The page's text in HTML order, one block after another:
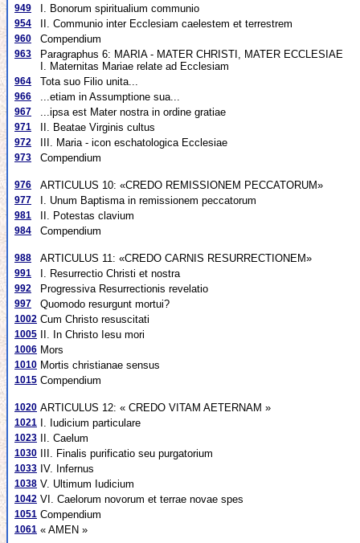
949 I. Bonorum spiritualium communio
954 II. Communio inter Ecclesiam caelestem et terrestrem
960 Compendium
963
Paragraphus 6: MARIA - MATER CHRISTI, MATER ECCLESIAE
I. Maternitas Mariae relate ad Ecclesiam
964 Tota suo Filio unita...
966 ...etiam in Assumptione sua...
967 ...ipsa est Mater nostra in ordine gratiae
971 II. Beatae Virginis cultus
972 III. Maria - icon eschatologica Ecclesiae
973 Compendium
976 ARTICULUS 10: «CREDO REMISSIONEM PECCATORUM»
977 I. Unum Baptisma in remissionem peccatorum
981 II. Potestas clavium
984 Compendium
988 ARTICULUS 11: «CREDO CARNIS RESURRECTIONEM»
991 I. Resurrectio Christi et nostra
992 Progressiva Resurrectionis revelatio
997 Quomodo resurgunt mortui?
1002 Cum Christo resuscitati
1005 II. In Christo Iesu mori
1006 Mors
1010 Mortis christianae sensus
1015 Compendium
1020 ARTICULUS 12: « CREDO VITAM AETERNAM »
1021 I. Iudicium particulare
1023 II. Caelum
1030 III. Finalis purificatio seu purgatorium
1033 IV. Infernus
1038 V. Ultimum Iudicium
1042 VI. Caelorum novorum et terrae novae spes
1051 Compendium
1061 « AMEN »